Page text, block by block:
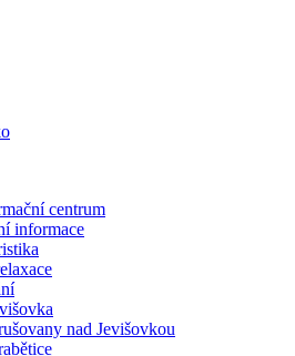
centrum
informace
nad Jevišovkou